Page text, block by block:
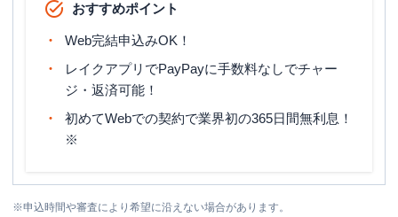
おすすめポイント
Web完結申込みOK！
レイクアプリでPayPayに手数料なしでチャー
ジ・返済可能！
初めてWebでの契約で業界初の365日間無利息！
※
※申込時間や審査により希望に沿えない場合があります。